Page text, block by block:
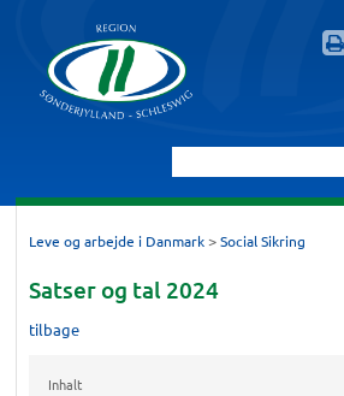
Leve og arbejde i Danmark > Social Sikring
Satser og tal 2024
tilbage
Inhalt